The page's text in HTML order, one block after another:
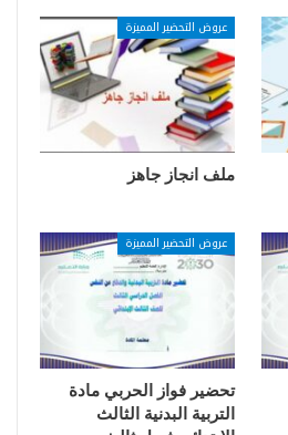
عروض التحضير المميزة
ملف انجاز جاهز
عروض التحضير المميزة
تحضير فواز الحربي مادة
التربية البدنية الثالث